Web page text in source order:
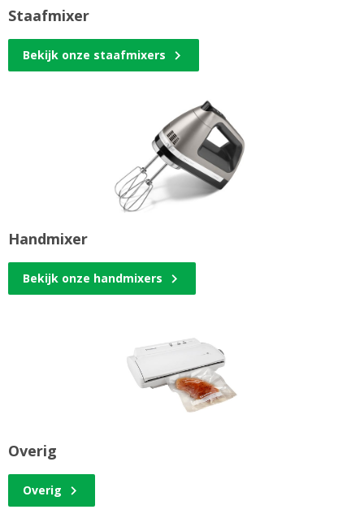
Staafmixer
Bekijk onze staafmixers
Handmixer
Bekijk onze handmixers
Overig
Overig